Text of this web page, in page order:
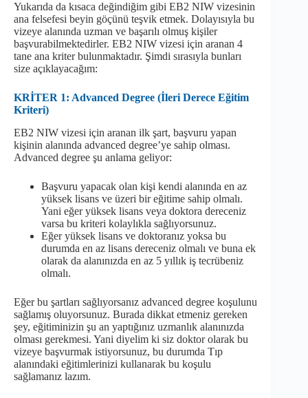
Yukarıda da kısaca değindiğim gibi EB2 NIW vizesinin
ana felsefesi beyin göçünü teşvik etmek. Dolayısıyla bu
vizeye alanında uzman ve başarılı olmuş kişiler
başvurabilmektedirler. EB2 NIW vizesi için aranan 4
tane ana kriter bulunmaktadır. Şimdi sırasıyla bunları
size açıklayacağım:
KRİTER 1: Advanced Degree (İleri Derece Eğitim
Kriteri)
EB2 NIW vizesi için aranan ilk şart, başvuru yapan
kişinin alanında advanced degree’ye sahip olması.
Advanced degree şu anlama geliyor:
Başvuru yapacak olan kişi kendi alanında en az
yüksek lisans ve üzeri bir eğitime sahip olmalı.
Yani eğer yüksek lisans veya doktora dereceniz
varsa bu kriteri kolaylıkla sağlıyorsunuz.
Eğer yüksek lisans ve doktoranız yoksa bu
durumda en az lisans dereceniz olmalı ve buna ek
olarak da alanınızda en az 5 yıllık iş tecrübeniz
olmalı.
Eğer bu şartları sağlıyorsanız advanced degree koşulunu
sağlamış oluyorsunuz. Burada dikkat etmeniz gereken
şey, eğitiminizin şu an yaptığınız uzmanlık alanınızda
olması gerekmesi. Yani diyelim ki siz doktor olarak bu
vizeye başvurmak istiyorsunuz, bu durumda Tıp
alanındaki eğitimlerinizi kullanarak bu koşulu
sağlamanız lazım.